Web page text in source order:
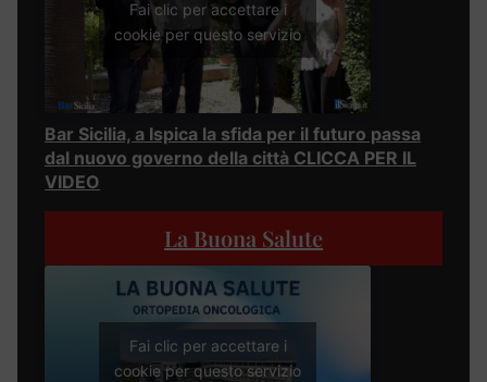
Fai clic per accettare i
cookie per questo servizio
Bar Sicilia, a Ispica la sfida per il futuro passa
dal nuovo governo della città CLICCA PER IL
VIDEO
La Buona Salute
Fai clic per accettare i
cookie per questo servizio